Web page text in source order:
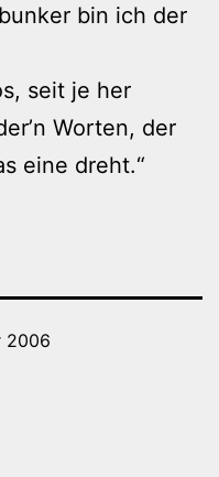
bin ich der
seit je her
Worten, der
eine dreht.“
2006